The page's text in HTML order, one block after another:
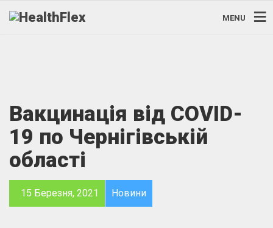
MENU
Вакцинація від COVID-
19 по Чернігівській
області
15 Березня, 2021 Новини